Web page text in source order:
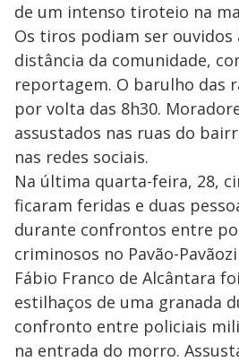
de um intenso tiroteio na
Os tiros podiam ser ouvidos
distância da comunidade,
reportagem. O barulho das
por volta das 8h30.
assustados nas ruas do
nas redes sociais.
Na última quarta-feira, 28,
ficaram feridas e duas
durante confrontos entre
criminosos no Pavão-
Fábio Franco de Alcântara
estilhaços de uma granada
confronto entre policiais
na entrada do morro.